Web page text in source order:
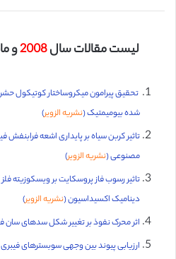
لیست مقالات سال2008و
تحقیق پیرامون میکروساختار کوتیکول
شده بیومیمتیک (نشریه الزویر)
مصنوعی (نشریه الزویر)
تاثیر رسوب فاز پروسکایت بر ویسکوزیته
دینامیک اکسیداسیون (نشریه الزویر)
اثر محرک نفوذ بر تغییر شکل سدهای سان
ارزیابی پیوند بین وجهی سوبسترهای